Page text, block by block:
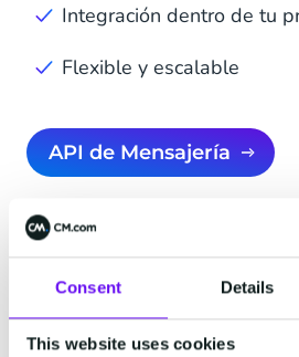
Consent Details
This website uses cookies
Integración dentro de tu
Flexible y escalable
API de Mensajería
Documentación de la API